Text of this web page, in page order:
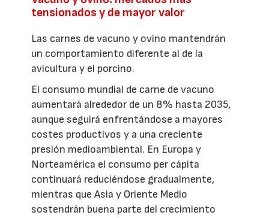
tensionados y de mayor valor
Las carnes de vacuno y ovino mantendrán
un comportamiento diferente al de la
avicultura y el porcino.
El consumo mundial de carne de vacuno
aumentará alrededor de un 8% hasta 2035,
aunque seguirá enfrentándose a mayores
costes productivos y a una creciente
presión medioambiental. En Europa y
Norteamérica el consumo per cápita
continuará reduciéndose gradualmente,
mientras que Asia y Oriente Medio
sostendrán buena parte del crecimiento